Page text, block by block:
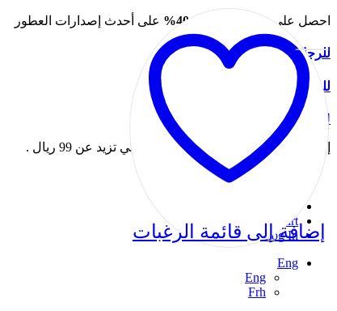
احصل على خصم يصل إلى 40% على أحدث إصدارات العطور
للرجال
للنساء
لفترة محدودة فقط.
إرجاع مجاني. شحن قياسي للطلبات التي تزيد عن 99 ريال .
Cart
Log In
Eng
Eng
Frh
إضافة إلى قائمة الرغبات